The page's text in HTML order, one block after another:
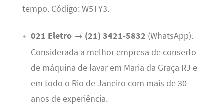
tempo. Código: W5TY3.
021 Eletro→ (21) 3421-5832 (WhatsApp).
Considerada a melhor empresa de conserto
de máquina de lavar em Maria da Graça RJ e
em todo o Rio de Janeiro com mais de 30
anos de experiência.